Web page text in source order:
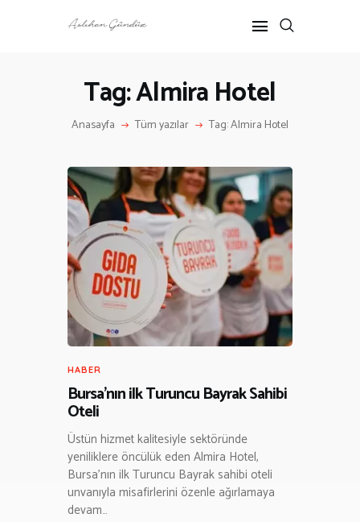
Tag: Almira Hotel
Anasayfa Tüm yazılar Tag: Almira Hotel
ANASAYFA
RÖPORTAJ
KÜLTÜR SANAT
HAKKIMDA
İLETIŞIM
HABER
Bursa’nın ilk Turuncu Bayrak Sahibi
Oteli
Üstün hizmet kalitesiyle sektöründe
yeniliklere öncülük eden Almira Hotel,
Bursa’nın ilk Turuncu Bayrak sahibi oteli
unvanıyla misafirlerini özenle ağırlamaya
devam…